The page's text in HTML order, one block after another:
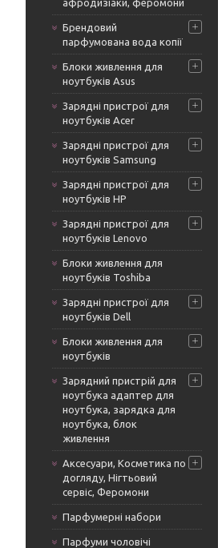
афродизіаки, феромони
Брендовий
парфумована вода копії
Блоки живлення для
ноутбуків Asus
Зарядні пристрої для
ноутбуків Acer
Зарядні пристрої для
ноутбуків Samsung
Зарядні пристрої для
ноутбуків HP
Зарядні пристрої для
ноутбуків Lenovo
Блоки живлення для
ноутбуків Toshiba
Зарядні пристрої для
ноутбуків Dell
Блоки живлення для
ноутбуків
Зарядний пристрій для
ноутбука адаптер для
ноутбука, зарядка для
ноутбука, блок
живлення
Аксесуари, Косметика по
догляду, Нігтьовий
сервіс, Феромони
Парфумерні набори
Парфуми чоловічі